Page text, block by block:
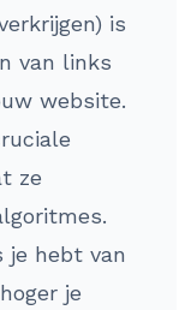
is
van links
website.
ze
je hebt van
je